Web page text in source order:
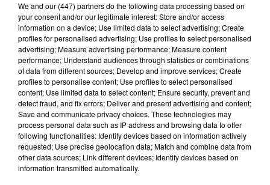
Lecture (4 min 15 sec)
100%
100% Radio les infos du Tarn et Garonne
We and our (447) partnersdo the following data processing based on
your consent and/or our legitimate interest: Store and/or access
information on a device; Use limited data to select advertising; Create
profiles for personalised advertising; Use profiles to select personalised
advertising; Measure advertising performance; Measure content
performance; Understand audiences through statistics or combinations
of data from different sources; Develop and improve services; Create
profiles to personalise content; Use profiles to select personalised
content; Use limited data to select content; Ensure security, prevent and
detect fraud, and fix errors; Deliver and present advertising and content;
Save and communicate privacy choices. These technologies may
process personal data such as IP address and browsing data to offer
following functionalities: Identify devices based on information actively
requested; Use precise geolocation data; Match and combine data from
other data sources; Link different devices; Identify devices based on
information transmitted automatically.